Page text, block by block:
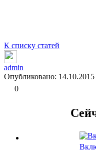
К списку статей
admin
Опубликовано: 14.10.2015
0